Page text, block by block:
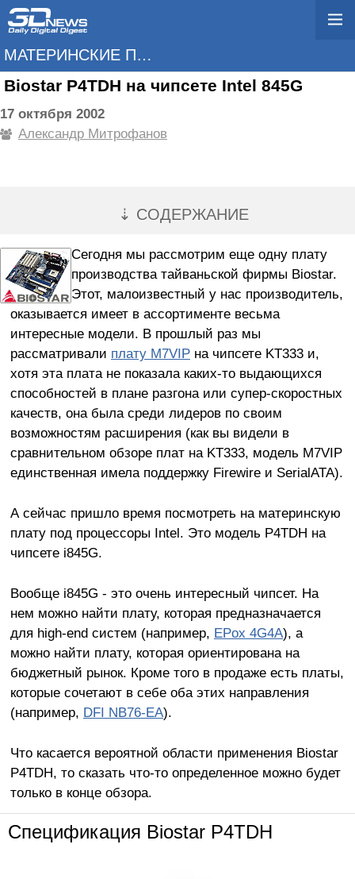
МАТЕРИНСКИЕ ПЛАТЫ
Biostar P4TDH на чипсете Intel 845G
17 октября 2002
Александр Митрофанов
⇣ СОДЕРЖАНИЕ
Сегодня мы рассмотрим еще одну плату
производства тайваньской фирмы Biostar.
Этот, малоизвестный у нас производитель,
оказывается имеет в ассортименте весьма
интересные модели. В прошлый раз мы
рассматривали плату M7VIPна чипсете KT333 и,
хотя эта плата не показала каких-то выдающихся
способностей в плане разгона или супер-скоростных
качеств, она была среди лидеров по своим
возможностям расширения (как вы видели в
сравнительном обзоре плат на KT333, модель M7VIP
единственная имела поддержку Firewire и SerialATA).
А сейчас пришло время посмотреть на материнскую
плату под процессоры Intel. Это модель P4TDH на
чипсете i845G.
Вообще i845G - это очень интересный чипсет. На
нем можно найти плату, которая предназначается
для high-end систем (например, EPox 4G4A), а
можно найти плату, которая ориентирована на
бюджетный рынок. Кроме того в продаже есть платы,
которые сочетают в себе оба этих направления
(например, DFI NB76-EA).
Что касается вероятной области применения Biostar
P4TDH, то сказать что-то определенное можно будет
только в конце обзора.
Спецификация Biostar P4TDH